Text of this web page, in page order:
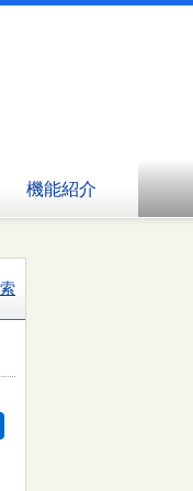
機能紹介